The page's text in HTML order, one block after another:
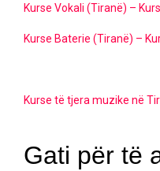
Kurse Vokali (Tiranë) –
Kurse Baterie (Tiranë) –
Kurse të tjera muzike në